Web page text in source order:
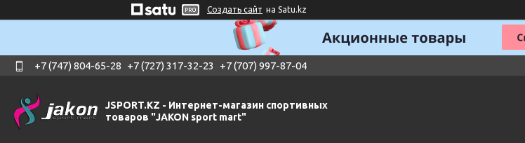
Создать сайт на Satu.kz
+7 (747) 804-65-28 +7 (727) 317-32-23 +7 (707) 997-87-04
JSPORT.KZ - Интернет-магазин спортивных
товаров "JAKON sport mart"